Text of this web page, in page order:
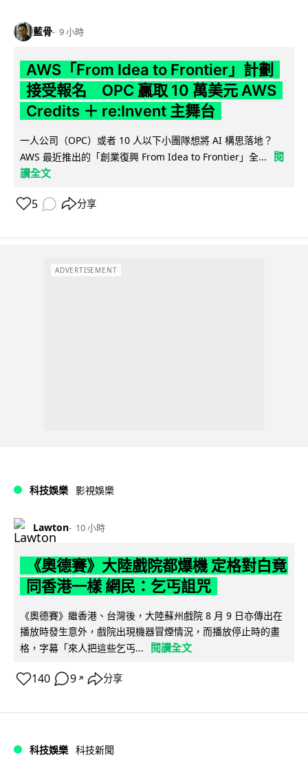
藍骨 9 小時
AWS「From Idea to Frontier」計劃
接受報名 OPC 贏取 10 萬美元 AWS
Credits ＋ re:Invent 主舞台
一人公司（OPC）或者 10 人以下小團隊想將 AI 構思落地？
AWS 最近推出的「創業復興 From Idea to Frontier」全...
閱
讀全文
5 分享
ADVERTISEMENT
科技娛樂 影視娛樂
Lawton 10 小時
《奧德賽》大陸戲院都爆機 定格對白竟
同香港一樣 網民：乞丐詛咒
《奧德賽》繼香港、台灣後，大陸蘇州戲院 8 月 9 日亦傳出在
播放時發生意外，戲院出現機器冒煙情況，而播放停止時的畫
格，字幕「來人把這些乞丐...
閱讀全文
140 9 ↗ 分享
科技娛樂 科技新聞